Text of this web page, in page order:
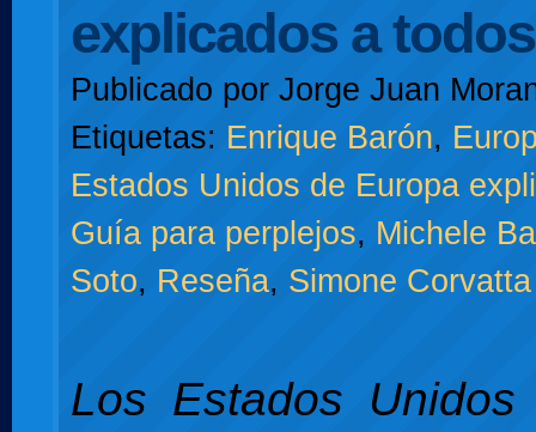
explicados a
Publicado por Jorge Juan
Etiquetas: Enrique Barón,
Estados Unidos de Europa
Guía para perplejos, Michele
Soto, Reseña, Simone Corvatta
Los Estados